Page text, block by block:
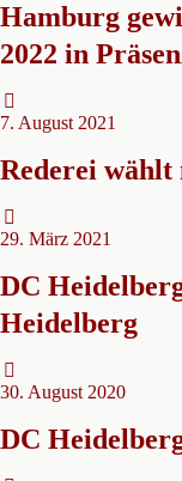
Hamburg
2022 in
7. August 2021
Rederei wählt
29. März 2021
DC
Heidelberg
30. August 2020
DC